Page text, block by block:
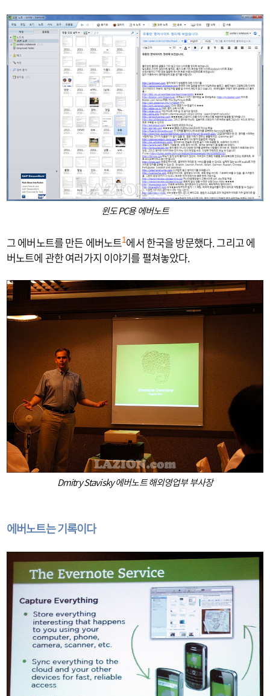
윈도 PC용 에버노트
그 에버노트를 만든 에버노트1에서 한국을 방문했다. 그리고 에
버노트에 관한 여러가지 이야기를 펼쳐놓았다.
Dmitry Stavisky 에버노트 해외영업부 부사장
에버노트는 기록이다